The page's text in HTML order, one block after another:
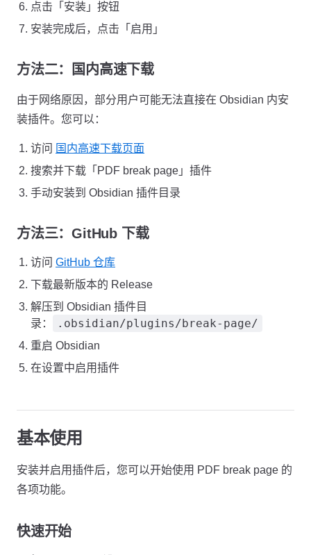
点击「安装」按钮
安装完成后，点击「启用」
方法二：国内高速下载
由于网络原因，部分用户可能无法直接在 Obsidian 内安
装插件。您可以：
访问 国内高速下载页面
搜索并下载「PDF break page」插件
手动安装到 Obsidian 插件目录
方法三：GitHub 下载
访问 GitHub 仓库
下载最新版本的 Release
解压到 Obsidian 插件目
录：
.obsidian/plugins/break-page/
重启 Obsidian
在设置中启用插件
基本使用
安装并启用插件后，您可以开始使用 PDF break page 的
各项功能。
快速开始